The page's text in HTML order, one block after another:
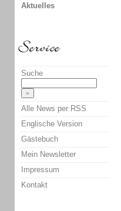
Aktuelles
Suche
Alle News per RSS
Englische Version
Gästebuch
Mein Newsletter
Impressum
Kontakt